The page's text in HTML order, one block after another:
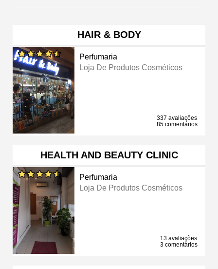
HAIR & BODY
Perfumaria
Loja De Produtos Cosméticos
337 avaliações
85 comentários
HEALTH AND BEAUTY CLINIC
Perfumaria
Loja De Produtos Cosméticos
13 avaliações
3 comentários